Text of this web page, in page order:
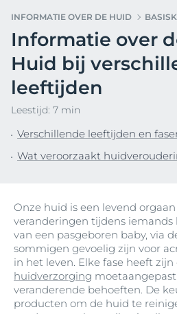
INFORMATIE OVER DE HUID
Informatie over
Huid bij
leeftijden
Leestijd: 7 min
Verschillende leeftijden en
Wat veroorzaakt
Onze huid is een levend
veranderingen tijdens iemands
van een pasgeboren baby, via
sommigen gevoelig zijn voor
in het leven. Elke fase heeft
huidverzorging
veranderende behoeften. De
producten om de huid te